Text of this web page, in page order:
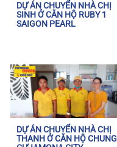
DỰ ÁN CHUYỂN NHÀ CHỊ
SINH Ở CĂN HỘ RUBY 1
SAIGON PEARL
DỰ ÁN CHUYỂN NHÀ CHỊ
THANH Ở CĂN HỘ CHUNG